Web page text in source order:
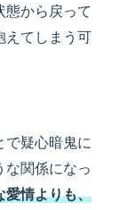
態から戻って
えてしまう可
で疑心暗鬼に
な関係になっ
愛情よりも、